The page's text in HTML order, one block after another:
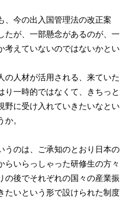
、今の出入国管理法の改正案
たが、一部懸念があるのが、一
考えていないのではないかとい
人材が活用される、来ていた
り一時的ではなくて、きちっと
野に受け入れていきたいなとい
か。
うのは、ご承知のとおり日本の
らいらっしゃった研修生の方々
の後でそれぞれの国々の産業振
たいという形で設けられた制度